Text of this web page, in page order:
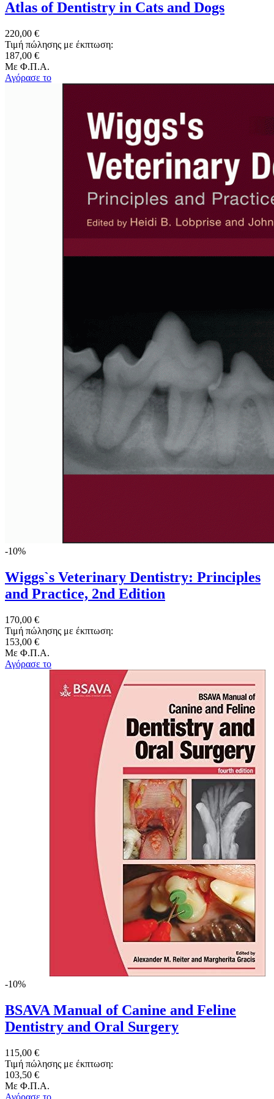
Atlas of Dentistry in Cats and Dogs
220,00 €
Τιμή πώλησης με έκπτωση:
187,00 €
Με Φ.Π.Α.
Αγόρασε το
-10%
Wiggs`s Veterinary Dentistry: Principles
and Practice, 2nd Edition
170,00 €
Τιμή πώλησης με έκπτωση:
153,00 €
Με Φ.Π.Α.
Αγόρασε το
-10%
BSAVA Manual of Canine and Feline
Dentistry and Oral Surgery
115,00 €
Τιμή πώλησης με έκπτωση:
103,50 €
Με Φ.Π.Α.
Αγόρασε το